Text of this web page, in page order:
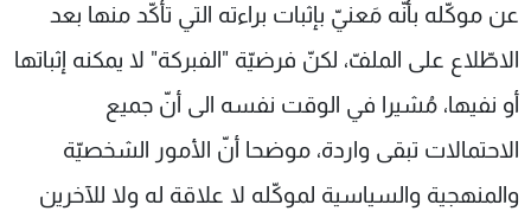
عن موكّله بأنّه مَعنيّ بإثبات براءته التي تأكّد منها بعد
الاطّلاع على الملفّ، لكنّ فرضيّة "الفبركة" لا يمكنه إثباتها
أو نفيها، مُشيرا في الوقت نفسه الى أنّ جميع
الاحتمالات تبقى واردة، موضحا أنّ الأمور الشخصيّة
والمنهجية والسياسية لموكّله لا علاقة له ولا للآخرين